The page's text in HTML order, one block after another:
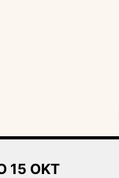
15 OKT